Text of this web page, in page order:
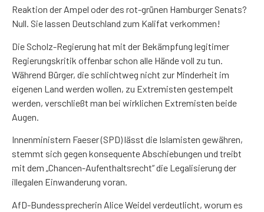
Reaktion der Ampel oder des rot-grünen Hamburger Senats?
Null. Sie lassen Deutschland zum Kalifat verkommen!
Die Scholz-Regierung hat mit der Bekämpfung legitimer
Regierungskritik offenbar schon alle Hände voll zu tun.
Während Bürger, die schlichtweg nicht zur Minderheit im
eigenen Land werden wollen, zu Extremisten gestempelt
werden, verschließt man bei wirklichen Extremisten beide
Augen.
Innenministern Faeser (SPD) lässt die Islamisten gewähren,
stemmt sich gegen konsequente Abschiebungen und treibt
mit dem „Chancen-Aufenthaltsrecht“ die Legalisierung der
illegalen Einwanderung voran.
AfD-Bundessprecherin Alice Weidel verdeutlicht, worum es